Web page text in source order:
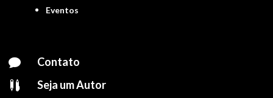
Eventos
 Contato
 Seja um Autor